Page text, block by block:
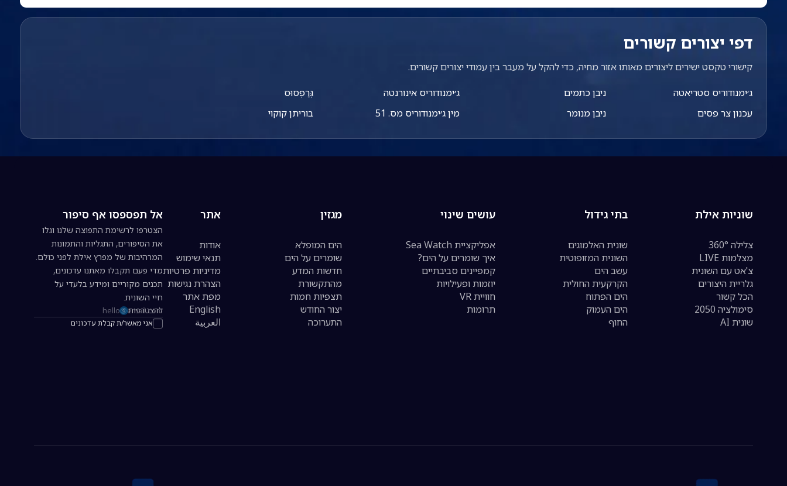
דפי יצורים קשורים
קישורי טקסט ישירים ליצורים מאותו אזור מחיה, כדי להקל על מעבר בין עמודי יצורים קשורים.
ג׳ימנודוריס סטריאטה
עכנון צר פסים
ניבן כתמים
ניבן מנומר
ג׳ימנודוריס אינורנטה
מין ג׳ימנודוריס מס. 51
גְּרַפְסוּס
בוריתן קוקוי
שוניות אילת
צלילה 360°
מצלמות LIVE
צ'אט עם השונית
גלריית היצורים
הכל קשור
סימולציה 2050
שונית AI
בתי גידול
שונית האלמוגים
השונית המזופוטית
עשב הים
הקרקעית החולית
הים הפתוח
הים העמוק
החוף
עושים שינוי
אפליקציית Sea Watch
איך שומרים על הים?
קמפיינים סביבתיים
יוזמות ופעילויות
חוויית VR
תרומות
מגזין
הים המופלא
שומרים על הים
חדשות המדע
מהתקשורת
תצפיות חמות
יצור החודש
התערוכה
אתר
אודות
תנאי שימוש
מדיניות פרטיות
הצהרת נגישות
מפת אתר
English
العربية
אל תפספסו אף סיפור
הצטרפו לרשימת התפוצה שלנו וגלו
את הסיפורים, התגליות והתמונות
המרהיבות של מפרץ אילת לפני כולם.
מדי פעם תקבלו מאתנו עדכונים,
תכנים מקוריים ומידע בלעדי על
חיי השונית.
כתובת אימייל להרשמה לניוזלטר
אני מאשר/ת קבלת עדכונים
להצטרפות